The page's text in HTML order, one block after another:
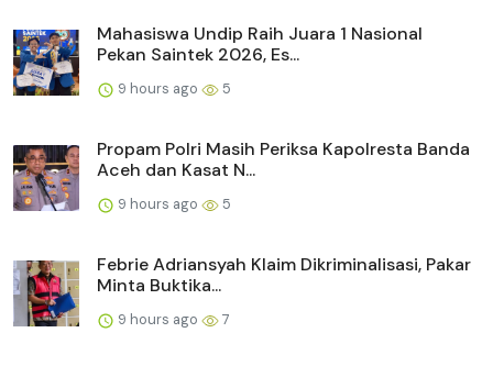
Mahasiswa Undip Raih Juara 1 Nasional
Pekan Saintek 2026, Es...
9 hours ago 5
Propam Polri Masih Periksa Kapolresta Banda
Aceh dan Kasat N...
9 hours ago 5
Febrie Adriansyah Klaim Dikriminalisasi, Pakar
Minta Buktika...
9 hours ago 7